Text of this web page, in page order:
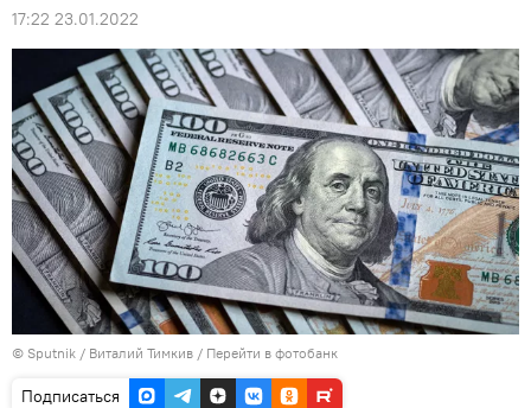
17:22 23.01.2022
© Sputnik / Виталий Тимкив / Перейти в фотобанк
Подписаться